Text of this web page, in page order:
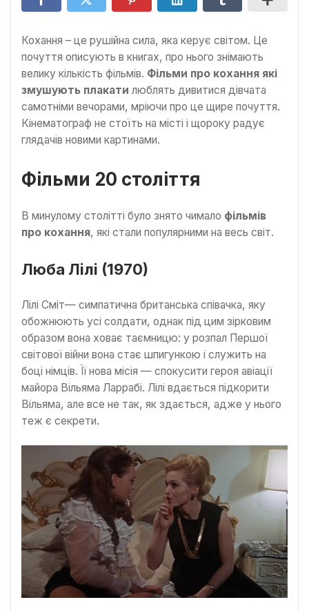
Кохання – це рушійна сила, яка керує світом. Це
почуття описують в книгах, про нього знімають
велику кількість фільмів. Фільми про кохання які
змушують плакати люблять дивитися дівчата
самотніми вечорами, мріючи про це щире почуття.
Кінематограф не стоїть на місті і щороку радує
глядачів новими картинами.
Фільми 20 століття
В минулому столітті було знято чимало фільмів
про кохання, які стали популярними на весь світ.
Люба Лілі (1970)
Лілі Сміт— симпатична британська співачка, яку
обожнюють усі солдати, однак під цим зірковим
образом вона ховає таємницю: у розпал Першої
світової війни вона стає шпигункою і служить на
боці німців. Її нова місія — спокусити героя авіації
майора Вільяма Ларрабі. Лілі вдається підкорити
Вільяма, але все не так, як здається, адже у нього
теж є секрети.